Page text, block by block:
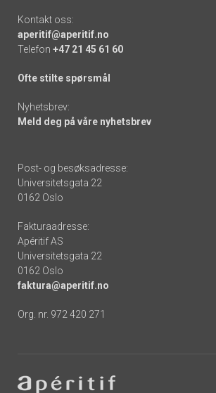
Kontakt oss:
aperitif@aperitif.no
Telefon +47 21 45 61 60
Ofte stilte spørsmål
Nyhetsbrev:
Meld deg på våre nyhetsbrev
Post- og besøksadresse:
Universitetsgata 22
0162 Oslo
Fakturaadresse:
Apéritif AS
Universitetsgata 22
0162 Oslo
faktura@aperitif.no
Org. nr. 972 420 271